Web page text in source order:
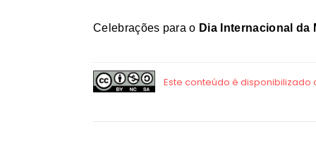
Celebrações para o Dia Internacional da